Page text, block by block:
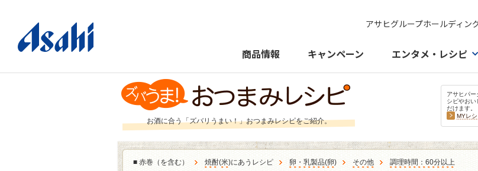
アサヒグループホールディン
商品情報 キャンペーン エンタメ・レシピ
お酒に合う「ズバリうまい！」おつまみレシピをご紹介。
アサヒパー
シピやおい
だけます。
MYレ
■ 赤巻（を含む） 焼酎(米)にあうレシピ 卵・乳製品(卵) その他
調理時間：60分以上